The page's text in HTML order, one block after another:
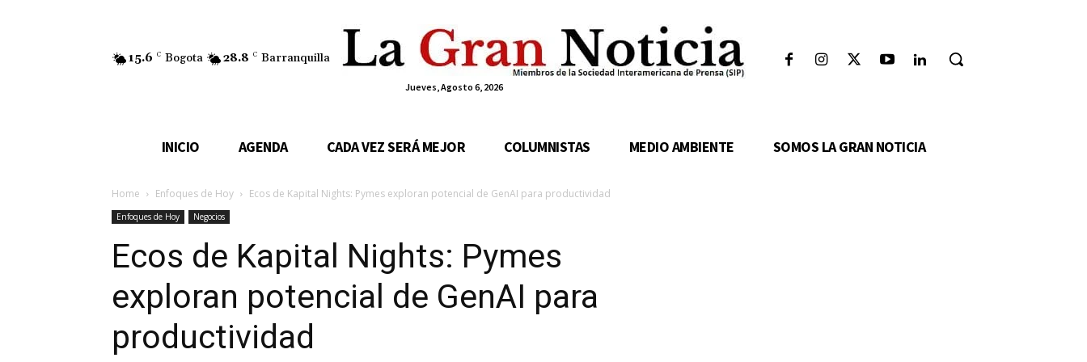
15.6 C Bogota 28.8 C Barranquilla
Jueves, Agosto 6, 2026
INICIO AGENDA CADA VEZ SERÁ MEJOR COLUMNISTAS MEDIO AMBIENTE SOMOS LA GRAN NOTICIA
Home Enfoques de Hoy Ecos de Kapital Nights: Pymes exploran potencial de GenAI para productividad
Enfoques de Hoy Negocios
Ecos de Kapital Nights: Pymes
exploran potencial de GenAI para
productividad